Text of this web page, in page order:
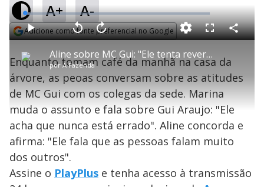
A+ A-
Adicione como fonte preferencial no Google
P
l
a
y
Aline sobre MC Gui: "Ele tenta reverter a situação" - A Fazenda 13
por A Fazenda
P V
t
a
r
0
e
g
n
d
s
A
n
1
s
e
u
n
o
s
M
u
L
o
a
d
e
:
2
.
7
5
%
F
l
s
c
e
n
C
o
i
l
Enquanto tomam café da manhã na casa da
árvore, as peoas conversam sobre as atitudes
de MC Gui com os colegas da sede. Marina
muda o assunto e fala sobre Gui Araujo: "Ele
acha que nunca está errado". Aline concorda e
afirma: "Ele fala que as pessoas falam muito
dos outros".
Assine o PlayPlus e tenha acesso à transmissão